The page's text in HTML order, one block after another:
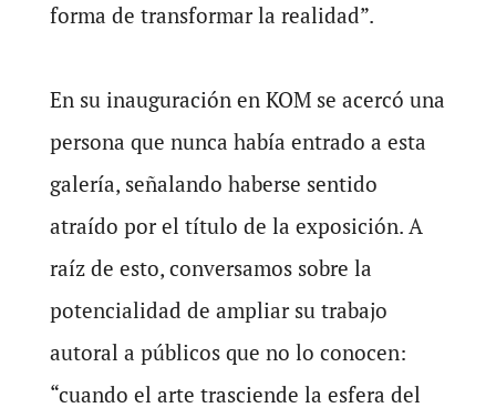
forma de transformar la realidad”.
En su inauguración en KOM se acercó una
persona que nunca había entrado a esta
galería, señalando haberse sentido
atraído por el título de la exposición. A
raíz de esto, conversamos sobre la
potencialidad de ampliar su trabajo
autoral a públicos que no lo conocen:
“cuando el arte trasciende la esfera del